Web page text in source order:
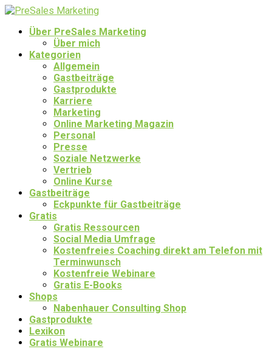
Über PreSales Marketing
Über mich
Kategorien
Allgemein
Gastbeiträge
Gastprodukte
Karriere
Marketing
Online Marketing Magazin
Personal
Presse
Soziale Netzwerke
Vertrieb
Online Kurse
Gastbeiträge
Eckpunkte für Gastbeiträge
Gratis
Gratis Ressourcen
Social Media Umfrage
Kostenfreies Coaching direkt am Telefon mit
Terminwunsch
Kostenfreie Webinare
Gratis E-Books
Shops
Nabenhauer Consulting Shop
Gastprodukte
Lexikon
Gratis Webinare